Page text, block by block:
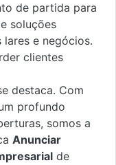
de partida para
soluções
e negócios.
clientes
destaca. Com
profundo
somos a
Anunciar
de